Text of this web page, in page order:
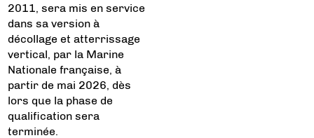
2011, sera mis en service
dans sa version à
décollage et atterrissage
vertical, par la Marine
Nationale française, à
partir de mai 2026, dès
lors que la phase de
qualification sera
terminée.